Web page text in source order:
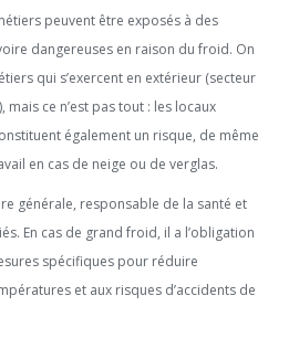
peuvent être exposés à des
dangereuses en raison du froid. On
qui s’exercent en extérieur (secteur
ce n’est pas tout : les locaux
également un risque, de même
en cas de neige ou de verglas.
générale, responsable de la santé et
En cas de grand froid, il a l’obligation
spécifiques pour réduire
et aux risques d’accidents de